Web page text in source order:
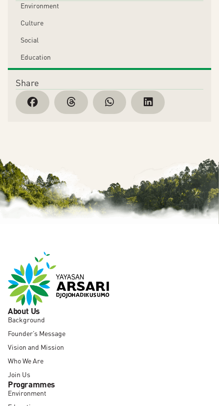
Environment
Culture
Social
Education
Share
About Us
Background
Founder’s Message
Vision and Mission
Who We Are
Join Us
Programmes
Environment